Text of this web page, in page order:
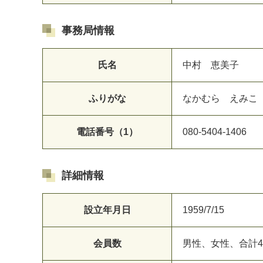
事務局情報
氏名 中村 恵美子
ふりがな なかむら えみこ
電話番号（1） 080-5404-1406
詳細情報
設立年月日 1959/7/15
会員数 男性、女性、合計